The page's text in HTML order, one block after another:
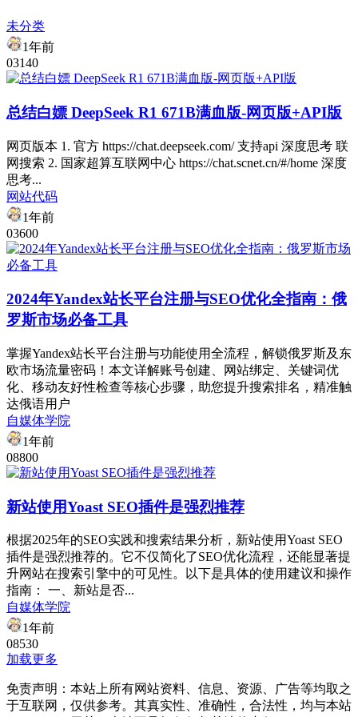
未分类
1年前
03140
总结白嫖 DeepSeek R1 671B满血版-网页版+API版
网页版本 1. 官方 https://chat.deepseek.com/ 支持api 深度思考 联
网搜索 2. 国家超算互联网中心 https://chat.scnet.cn/#/home 深度
思考...
网站代码
1年前
03600
2024年Yandex站长平台注册与SEO优化全指南：俄
罗斯市场必备工具
掌握Yandex站长平台注册与功能使用全流程，解锁俄罗斯及东
欧市场流量密码！本文详解账号创建、网站绑定、关键词优
化、移动友好性检查等核心步骤，助您提升搜索排名，精准触
达俄语用户
自媒体学院
1年前
08800
新站使用Yoast SEO插件是强烈推荐
根据2025年的SEO实践和搜索结果分析，新站使用Yoast SEO
插件是强烈推荐的。它不仅简化了SEO优化流程，还能显著提
升网站在搜索引擎中的可见性。以下是具体的使用建议和操作
指南： ​一、新站是否...
自媒体学院
1年前
08530
加载更多
免责声明：本站上所有网站资料、信息、资源、广告等均取之
于互联网，仅供参考。其真实性、准确性，合法性，均与本站